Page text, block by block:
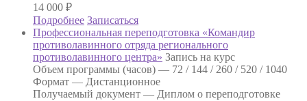
14 000 ₽
Подробнее Записаться
Профессиональная переподготовка «Командир
противолавинного отряда регионального
противолавинного центра» Запись на курс
Объем программы (часов) — 72 / 144 / 260 / 520 / 1040
Формат — Дистанционное
Получаемый документ — Диплом о переподготовке